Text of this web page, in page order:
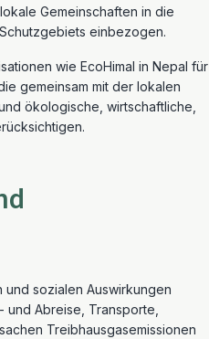
Gemeinschaften in die
einbezogen.
wie EcoHimal in Nepal für
gemeinsam mit der lokalen
ökologische, wirtschaftliche,
und sozialen Auswirkungen
Abreise, Transporte,
Treibhausgasemissionen